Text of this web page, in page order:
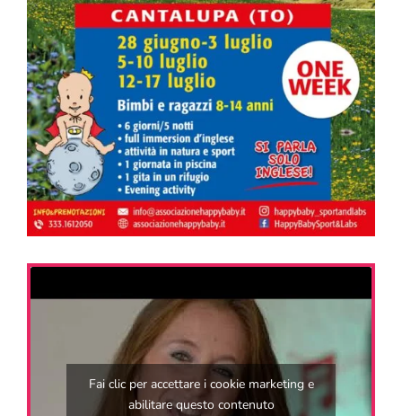
Fai clic per accettare i cookie marketing e
abilitare questo contenuto